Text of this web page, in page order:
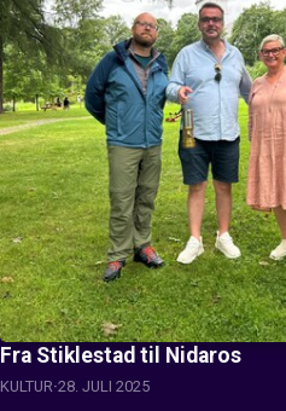
Fra Stiklestad til Nidaros
KULTUR 28. JULI 2025